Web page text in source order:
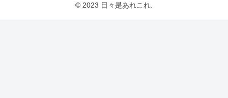
© 2023 日々是あれこれ.